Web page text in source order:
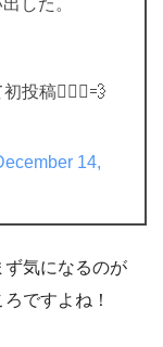
した。
投稿🤦🏽‍♀️💨
14,
気になるのが
ですよね！